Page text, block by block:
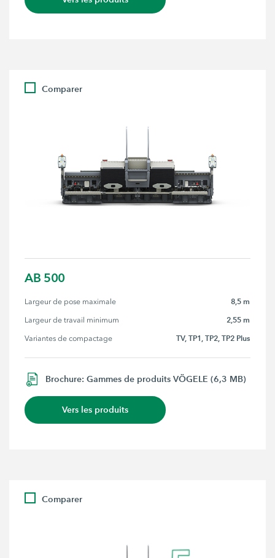
Comparer
AB 500
Largeur de pose maximale 8,5 m
Largeur de travail minimum 2,55 m
Variantes de compactage TV, TP1, TP2, TP2 Plus
Brochure: Gammes de produits VÖGELE (6,3 MB)
Vers les produits
Comparer